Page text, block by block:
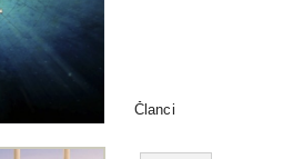
Članci